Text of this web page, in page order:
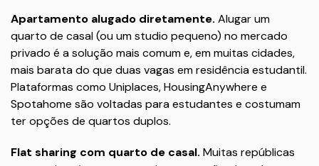
Apartamento alugado diretamente. Alugar um
quarto de casal (ou um studio pequeno) no mercado
privado é a solução mais comum e, em muitas cidades,
mais barata do que duas vagas em residência estudantil.
Plataformas como Uniplaces, HousingAnywhere e
Spotahome são voltadas para estudantes e costumam
ter opções de quartos duplos.
Flat sharing com quarto de casal. Muitas repúblicas